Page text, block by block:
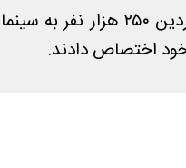
اختصاص دادند.